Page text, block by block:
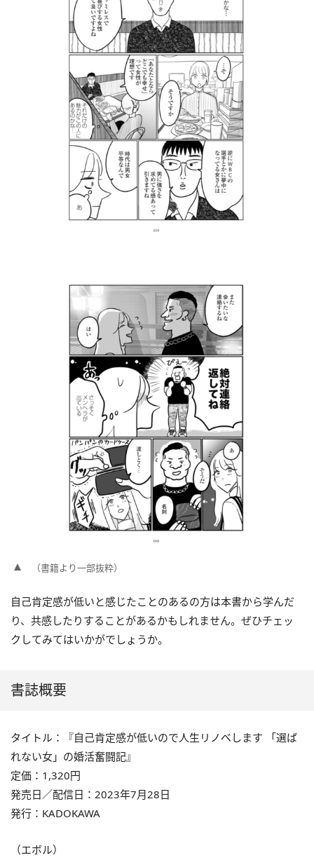
（書籍より一部抜粋）
自己肯定感が低いと感じたことのあるの方は本書から学んだ
り、共感したりすることがあるかもしれません。ぜひチェッ
クしてみてはいかがでしょうか。
書誌概要
タイトル：『自己肯定感が低いので人生リノベします 「選ば
れない女」の婚活奮闘記』
定価：1,320円
発売日／配信日：2023年7月28日
発行：KADOKAWA
（エボル）